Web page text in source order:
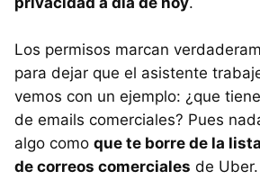
Los permisos marcan
para dejar que el asistente
vemos con un ejemplo: ¿que
de emails comerciales? Pues
algo como que te borre de la
de correos comerciales de